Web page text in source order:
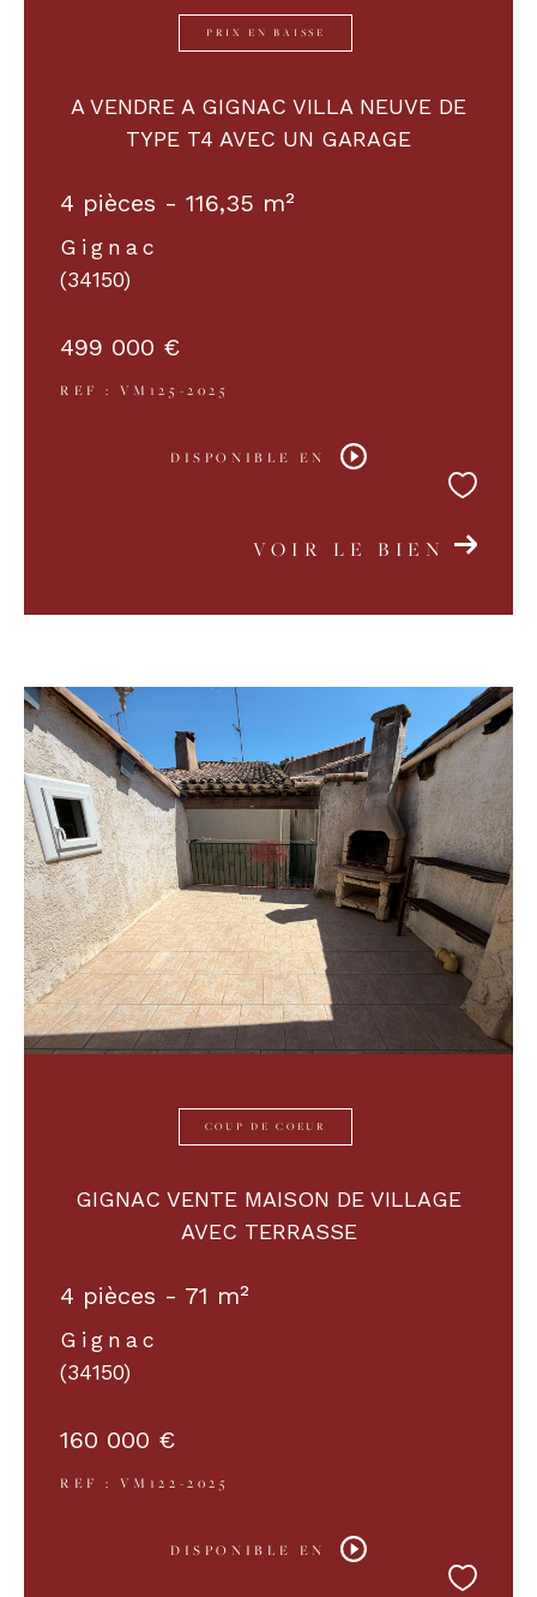
PRIX EN BAISSE
A VENDRE A GIGNAC VILLA NEUVE DE
TYPE T4 AVEC UN GARAGE
4 pièces - 116,35 m²
Gignac
(34150)
499 000 €
REF : VM125-2025
DISPONIBLE EN
VOIR LE BIEN
COUP DE COEUR
GIGNAC VENTE MAISON DE VILLAGE
AVEC TERRASSE
4 pièces - 71 m²
Gignac
(34150)
160 000 €
REF : VM122-2025
DISPONIBLE EN